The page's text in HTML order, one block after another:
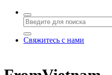
Свяжитесь с нами